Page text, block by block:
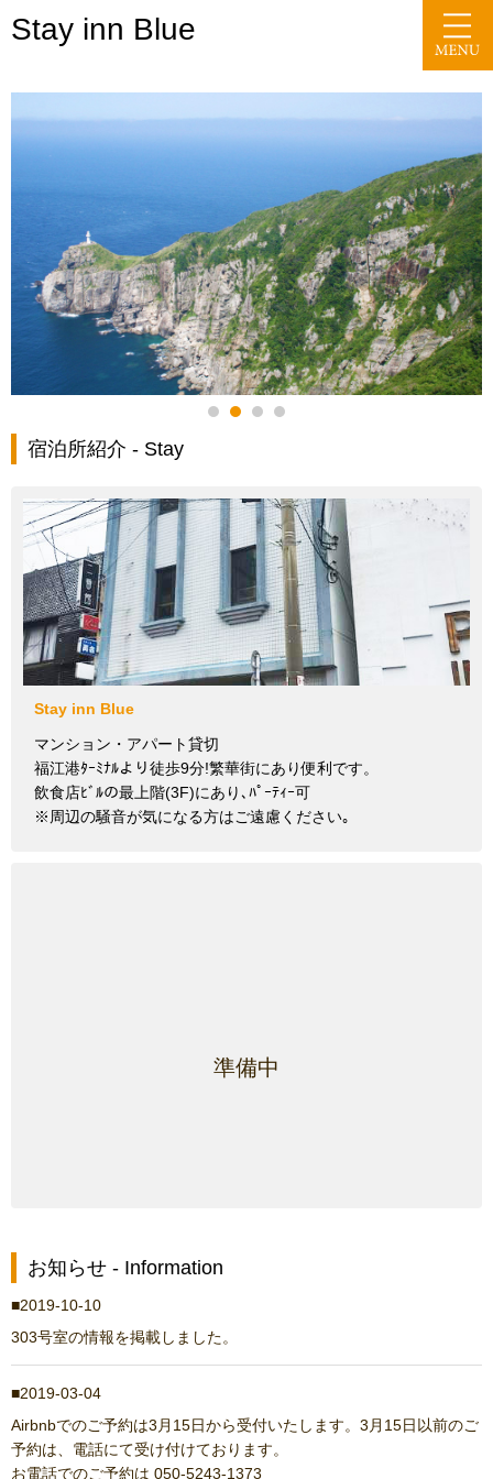
Stay inn Blue
宿泊所紹介 - Stay
Stay inn Blue
マンション・アパート貸切
福江港ﾀｰﾐﾅﾙより徒歩9分!繁華街にあり便利です。
飲食店ﾋﾞﾙの最上階(3F)にあり､ﾊﾟｰﾃｨｰ可
※周辺の騒音が気になる方はご遠慮ください｡
準備中
お知らせ - Information
2019-10-10
303号室の情報を掲載しました。
2019-03-04
Airbnbでのご予約は3月15日から受付いたします。3月15日以前のご
予約は、電話にて受け付けております。
お電話でのご予約は 050-5243-1373